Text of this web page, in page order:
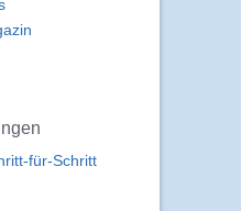
für-Schritt